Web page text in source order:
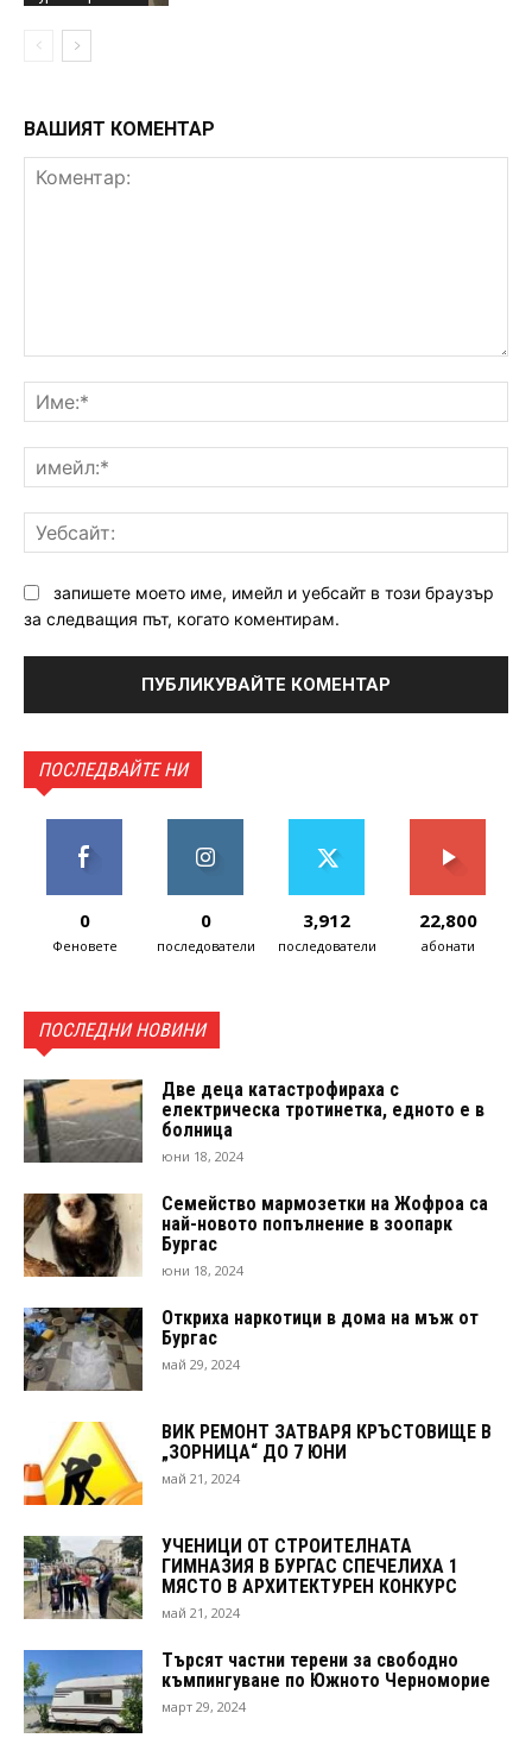
ВАШИЯТ КОМЕНТАР
запишете моето име, имейл и уебсайт в този браузър
за следващия път, когато коментирам.
ПОСЛЕДВАЙТЕ НИ
0
Феновете
0
последователи
3,912
последователи
22,800
абонати
ПОСЛЕДНИ НОВИНИ
Две деца катастрофираха с
електрическа тротинетка, едното е в
болница
юни 18, 2024
Семейство мармозетки на Жофроа са
най-новото попълнение в зоопарк
Бургас
юни 18, 2024
Откриха наркотици в дома на мъж от
Бургас
май 29, 2024
ВИК РЕМОНТ ЗАТВАРЯ КРЪСТОВИЩЕ В
„ЗОРНИЦА“ ДО 7 ЮНИ
май 21, 2024
УЧЕНИЦИ ОТ СТРОИТЕЛНАТА
ГИМНАЗИЯ В БУРГАС СПЕЧЕЛИХА 1
МЯСТО В АРХИТЕКТУРЕН КОНКУРС
май 21, 2024
Търсят частни терени за свободно
къмпингуване по Южното Черноморие
март 29, 2024